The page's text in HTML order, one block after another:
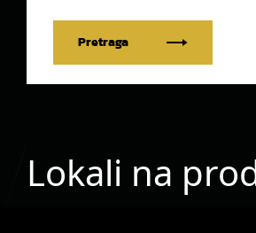
Pretraga
Lokali na